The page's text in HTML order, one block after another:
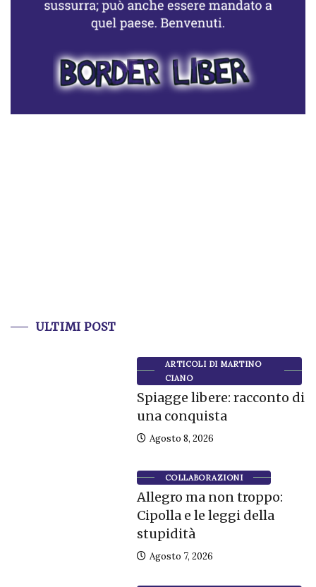
ULTIMI POST
ARTICOLI DI MARTINO
CIANO
Spiagge libere: racconto di
una conquista
Agosto 8, 2026
COLLABORAZIONI
Allegro ma non troppo:
Cipolla e le leggi della
stupidità
Agosto 7, 2026